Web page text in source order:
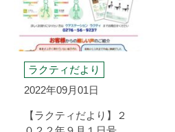
ラクティだより
2022年09月01日
【ラクティだより】２